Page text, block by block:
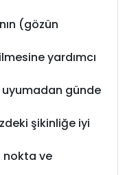
(gözün
yardımcı
uyumadan günde
şikinliğe iyi
nokta ve